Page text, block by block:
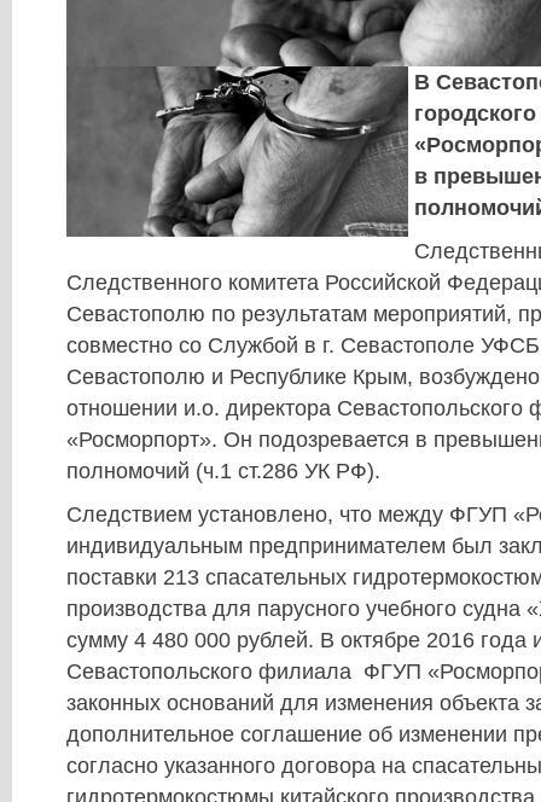
В
в
Следственного комитета Российской
Севастополю по результатам мероприятий,
совместно со Службой в г. Севастополе
Севастополю и Республике Крым,
отношении и.о. директора
«Росморпорт». Он подозревается в
полномочий (ч.1 ст.286 УК РФ).
Следствием установлено, что между ФГУП
индивидуальным предпринимателем был
поставки 213 спасательных
производства для парусного учебного
сумму 4 480 000 рублей. В октябре 2016 года
Севастопольского филиала ФГУП
законных оснований для изменения объекта
дополнительное соглашение об изменении
согласно указанного договора на
гидротермокостюмы китайского